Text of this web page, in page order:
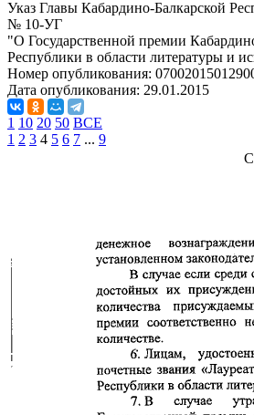
Указ Главы Кабардино-Балкарской
№ 10-УГ
"О Государственной премии
Республики в области литературы и
Номер опубликования:
Дата опубликования: 29.01.2015
1 10 20 50 ВСЕ
1 2 3 4 5 6 7 ... 9